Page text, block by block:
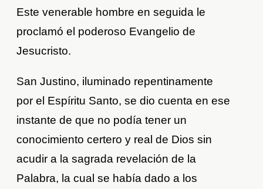
Este venerable hombre en seguida le
proclamó el poderoso Evangelio de
Jesucristo.
San Justino, iluminado repentinamente
por el Espíritu Santo, se dio cuenta en ese
instante de que no podía tener un
conocimiento certero y real de Dios sin
acudir a la sagrada revelación de la
Palabra, la cual se había dado a los